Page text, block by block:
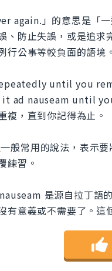
again.」的意思是「
、防止失誤，或是追
行公事等較負面的語境。
until you
ad nauseam until
複，直到你記得為止。
常用的說法，表示要
練習。
是源自拉丁語
有意義或不需要了。這